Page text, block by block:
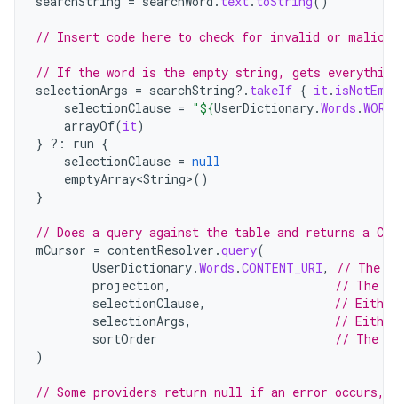
// Insert code here to check for invalid or
// If the word is the empty string, gets everything
selectionArgs = searchString?. takeIf { it .
selectionClause = "${UserDictionary.Words .WORD
arrayOf(it)
} ?: run {
selectionClause = null
emptyArray<String>()
}
// Does a query against the table and returns a
mCursor = contentResolver .query(
UserDictionary.Words .CONTENT_URI,
// The
projection,
// The
selectionClause,
// Either
selectionArgs,
// Either
sortOrder
// The
)
// Some providers return null if an error occurs,